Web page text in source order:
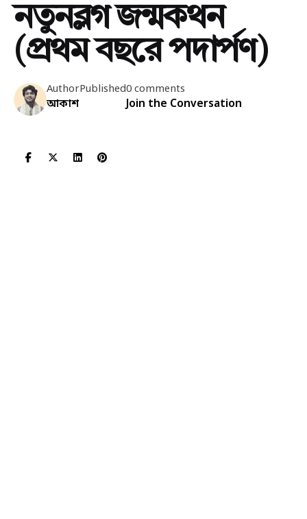
নতুনব্লগ জন্মকথন
(প্রথম বছরে পদার্পণ)
Author
আকাশ
Published0 comments
Join the Conversation